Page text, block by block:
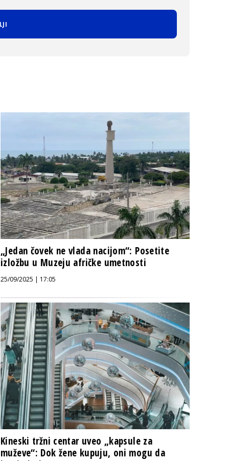
„Jedan čovek ne vlada nacijom“: Posetite
izložbu u Muzeju afričke umetnosti
25/09/2025 | 17:05
Kineski tržni centar uveo „kapsule za
muževe“: Dok žene kupuju, oni mogu da